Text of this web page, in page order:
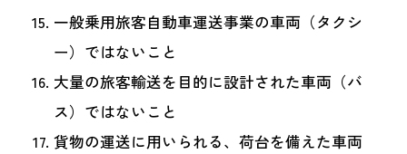
一般乗用旅客自動車運送事業の車両（タクシ
ー）ではないこと
大量の旅客輸送を目的に設計された車両（バ
ス）ではないこと
貨物の運送に用いられる、荷台を備えた車両